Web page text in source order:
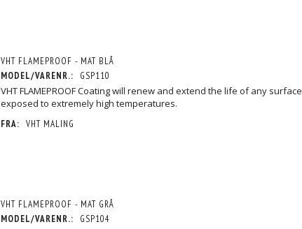
VHT FLAMEPROOF - MAT BLÅ
MODEL/VARENR.:
GSP110
VHT FLAMEPROOF Coating will renew and extend the life of any surface
exposed to extremely high temperatures.
FRA: VHT MALING
VHT FLAMEPROOF - MAT GRÅ
MODEL/VARENR.:
GSP104